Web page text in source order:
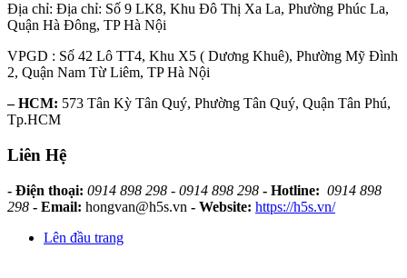
Địa chỉ: Địa chỉ: Số 9 LK8, Khu Đô Thị Xa La, Phường Phúc La,
Quận Hà Đông, TP Hà Nội
VPGD : Số 42 Lô TT4, Khu X5 ( Dương Khuê), Phường Mỹ Đình
2, Quận Nam Từ Liêm, TP Hà Nội
– HCM: 573 Tân Kỳ Tân Quý, Phường Tân Quý, Quận Tân Phú,
Tp.HCM
Liên Hệ
- Điện thoại: 0914 898 298 - 0914 898 298 - Hotline: 0914 898
298 - Email: hongvan@h5s.vn - Website: https://h5s.vn/
Lên đầu trang